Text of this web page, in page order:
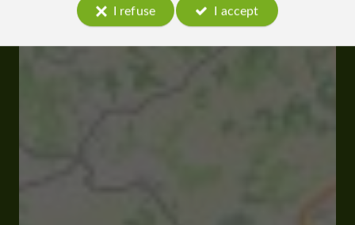
I refuse
I accept